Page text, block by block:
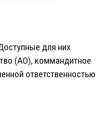
для них
(АО), коммандитное
ответственностью